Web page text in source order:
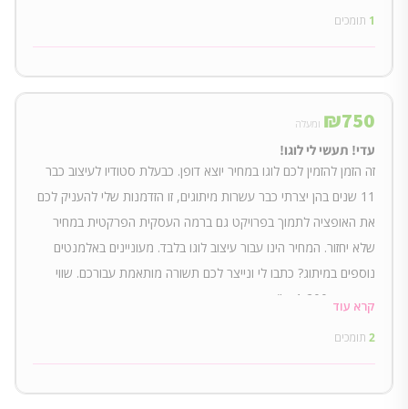
1 תומכים
₪750 ומעלה
עדי! תעשי לי לוגו!
זה הזמן להזמין לכם לוגו במחיר יוצא דופן. כבעלת סטודיו לעיצוב כבר
11 שנים בהן יצרתי כבר עשרות מיתוגים, זו הזדמנות שלי להעניק לכם
את האופציה לתמוך בפרויקט גם ברמה העסקית הפרקטית במחיר
שלא יחזור. המחיר הינו עבור עיצוב לוגו בלבד. מעוניינים באלמנטים
נוספים במיתוג? כתבו לי ונייצר לכם תשורה מותאמת עבורכם. שווי
קרא עוד
2 תומכים